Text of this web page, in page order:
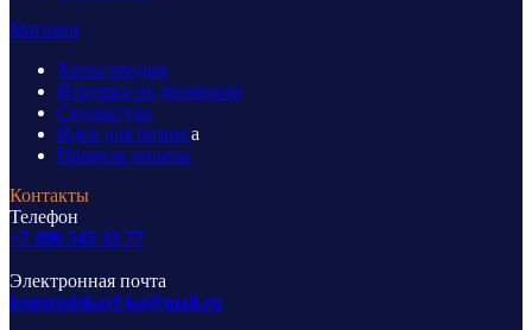
Магазин
Хиты продаж
Игрушка на движении
Скульптура
Идеи для бизнеса
Правила оплаты
Контакты
Телефон
+7 496 545 33 77
Электронная почта
bogorodskayf-ka@mail.ru